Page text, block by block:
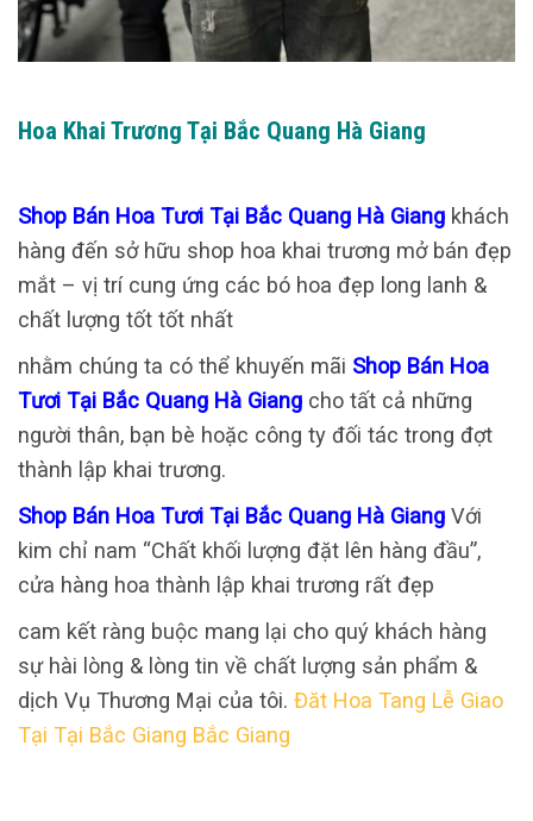
Hoa Khai Trương Tại Bắc Quang Hà Giang
Shop Bán Hoa Tươi Tại Bắc Quang Hà Giang khách
hàng đến sở hữu shop hoa khai trương mở bán đẹp
mắt – vị trí cung ứng các bó hoa đẹp long lanh &
chất lượng tốt tốt nhất
nhằm chúng ta có thể khuyến mãi Shop Bán Hoa
Tươi Tại Bắc Quang Hà Giang cho tất cả những
người thân, bạn bè hoặc công ty đối tác trong đợt
thành lập khai trương.
Shop Bán Hoa Tươi Tại Bắc Quang Hà Giang Với
kim chỉ nam “Chất khối lượng đặt lên hàng đầu”,
cửa hàng hoa thành lập khai trương rất đẹp
cam kết ràng buộc mang lại cho quý khách hàng
sự hài lòng & lòng tin về chất lượng sản phẩm &
dịch Vụ Thương Mại của tôi. Đăt Hoa Tang Lễ Giao
Tại Tại Bắc Giang Bắc Giang